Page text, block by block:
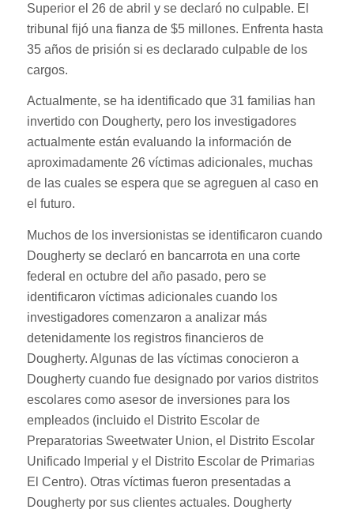
Superior el 26 de abril y se declaró no culpable. El
tribunal fijó una fianza de $5 millones. Enfrenta hasta
35 años de prisión si es declarado culpable de los
cargos.
Actualmente, se ha identificado que 31 familias han
invertido con Dougherty, pero los investigadores
actualmente están evaluando la información de
aproximadamente 26 víctimas adicionales, muchas
de las cuales se espera que se agreguen al caso en
el futuro.
Muchos de los inversionistas se identificaron cuando
Dougherty se declaró en bancarrota en una corte
federal en octubre del año pasado, pero se
identificaron víctimas adicionales cuando los
investigadores comenzaron a analizar más
detenidamente los registros financieros de
Dougherty. Algunas de las víctimas conocieron a
Dougherty cuando fue designado por varios distritos
escolares como asesor de inversiones para los
empleados (incluido el Distrito Escolar de
Preparatorias Sweetwater Union, el Distrito Escolar
Unificado Imperial y el Distrito Escolar de Primarias
El Centro). Otras víctimas fueron presentadas a
Dougherty por sus clientes actuales. Dougherty